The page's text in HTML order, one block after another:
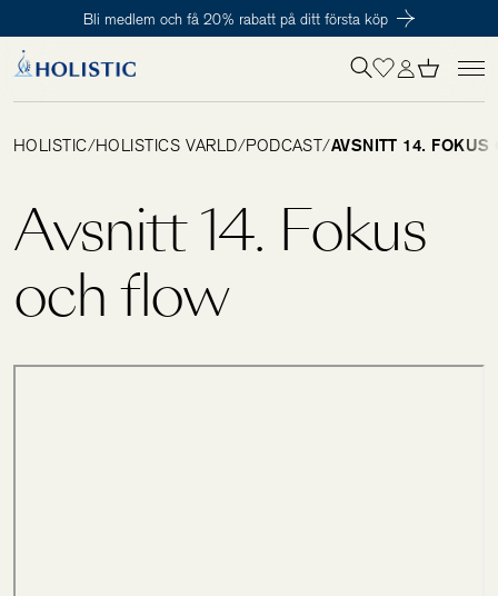
Bli medlem och få 20% rabatt på ditt första köp
Tillagd i varukorgen Till kassan
För att påbörja en prenumeration hos oss så behöver du vara medlem i
Holistic Club. Det är helt kostnadsfritt.
HOLISTIC/HOLISTICS VÄRLD/PODCAST/AVSNITT 14. FOKUS
Avsnitt 14. Fokus
och flow